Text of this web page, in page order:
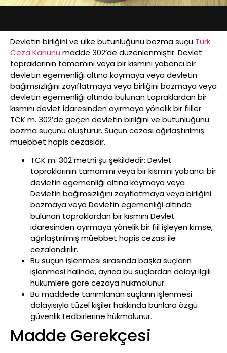
Devletin birliğini ve ülke bütünlüğünü bozma suçu Türk
Ceza Kanunu madde 302’de düzenlenmiştir. Devlet
topraklarının tamamını veya bir kısmını yabancı bir
devletin egemenliği altına koymaya veya devletin
bağımsızlığını zayıflatmaya veya birliğini bozmaya veya
devletin egemenliği altında bulunan topraklardan bir
kısmını devlet idaresinden ayırmaya yönelik bir fiiller
TCK m. 302’de geçen devletin birliğini ve bütünlüğünü
bozma suçunu oluşturur. Suçun cezası ağırlaştırılmış
müebbet hapis cezasıdır.
TCK m. 302 metni şu şekildedir: Devlet
topraklarının tamamını veya bir kısmını yabancı bir
devletin egemenliği altına koymaya veya
Devletin bağımsızlığını zayıflatmaya veya birliğini
bozmaya veya Devletin egemenliği altında
bulunan topraklardan bir kısmını Devlet
idaresinden ayırmaya yönelik bir fiil işleyen kimse,
ağırlaştırılmış müebbet hapis cezası ile
cezalandırılır.
Bu suçun işlenmesi sırasında başka suçların
işlenmesi halinde, ayrıca bu suçlardan dolayı ilgili
hükümlere göre cezaya hükmolunur.
Bu maddede tanımlanan suçların işlenmesi
dolayısıyla tüzel kişiler hakkında bunlara özgü
güvenlik tedbirlerine hükmolunur.
Madde Gerekçesi